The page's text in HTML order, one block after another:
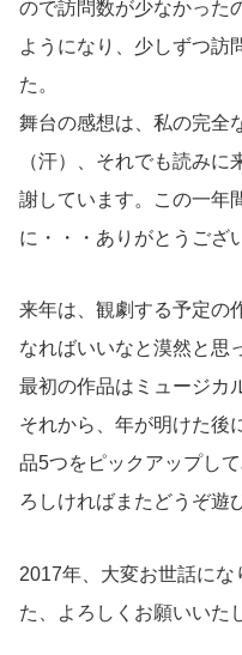
ので訪問数が少なかった
ようになり、少しずつ訪
た。
舞台の感想は、私の完全
（汗）、それでも読み
謝しています。この一年
に・・・ありがとうござ
来年は、観劇する予定の
なればいいなと漠然と思
最初の作品はミュージカ
それから、年が明けた後
品5つをピックアップし
ろしければまたどうぞ遊
2017年、大変お世話にな
た、よろしくお願いいた